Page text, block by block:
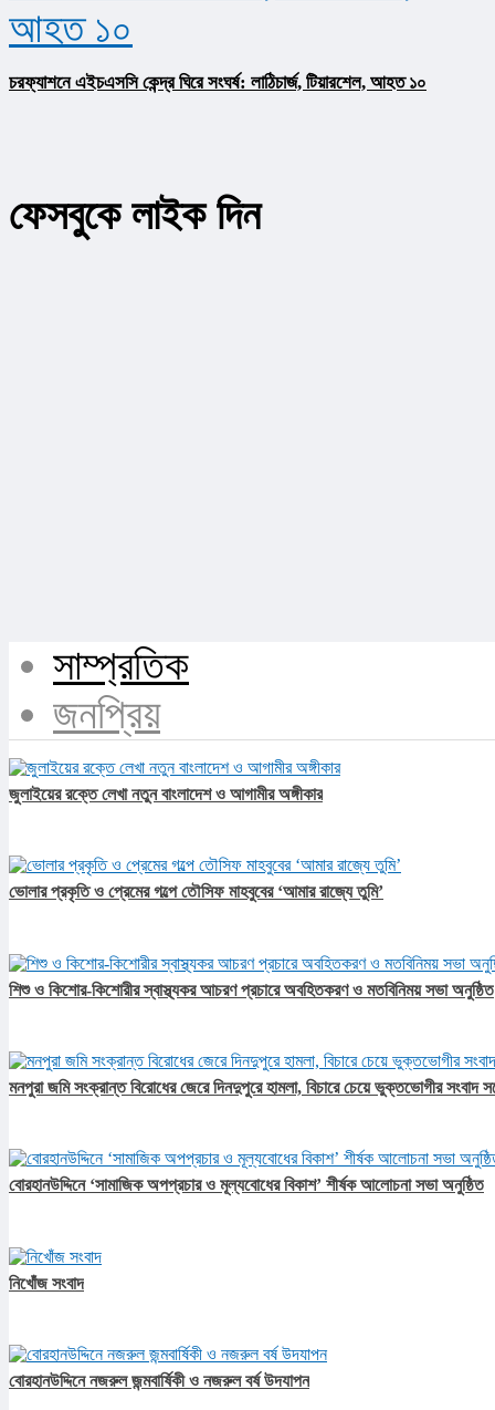
চরফ্যাশনে এইচএসসি কেন্দ্র ঘিরে সংঘর্ষ: লাঠিচার্জ, টিয়ারশেল, আহত ১০
ফেসবুকে লাইক দিন
সাম্প্রতিক
জনপ্রিয়
জুলাইয়ের রক্তে লেখা নতুন বাংলাদেশ ও আগামীর অঙ্গীকার​
ভোলার প্রকৃতি ও প্রেমের গল্পে তৌসিফ মাহবুবের ‘আমার রাজ্যে তুমি’
শিশু ও কিশোর-কিশোরীর স্বাস্থ্যকর আচরণ প্রচারে অবহিতকরণ ও মতবিনিময় সভা অনুষ্ঠিত
মনপুরা জমি সংক্রান্ত বিরোধের জেরে দিনদুপুরে হামলা, বিচারে চেয়ে ভুক্তভোগীর সংবাদ
বোরহানউদ্দিনে ‘সামাজিক অপপ্রচার ও মূল্যবোধের বিকাশ’ শীর্ষক আলোচনা সভা অনুষ্ঠিত
নিখোঁজ সংবাদ
বোরহানউদ্দিনে নজরুল জন্মবার্ষিকী ও নজরুল বর্ষ উদযাপন